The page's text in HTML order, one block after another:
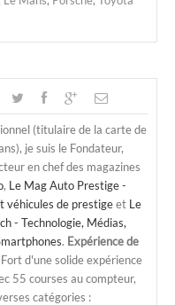
(titulaire de la carte de
je suis le Fondateur,
en chef des magazines
, Le Mag Auto Prestige -
véhicules de prestigeet Le
- Technologie, Médias,
. Expérience de
Fort d'une solide expérience
55 courses au compteur,
catégories :